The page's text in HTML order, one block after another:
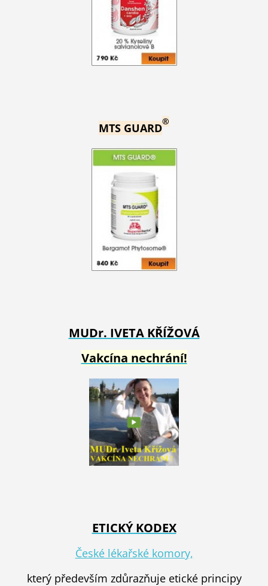
MTS GUARD®
MUDr. IVETA KŘÍŽOVÁ
Vakcína nechrání!
ETICKÝ KODEX
České lékařské komory,
který především zdůrazňuje etické principy